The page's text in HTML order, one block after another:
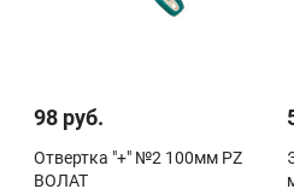
98 руб.
Отвертка "+" №2 100мм PZ
ВОЛАТ